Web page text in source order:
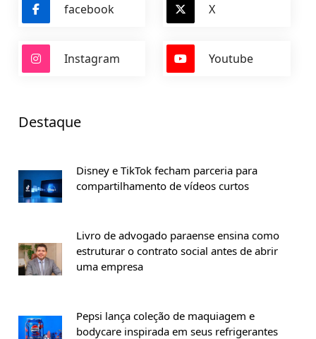
facebook X
Instagram Youtube
Destaque
Disney e TikTok fecham parceria para
compartilhamento de vídeos curtos
Livro de advogado paraense ensina como
estruturar o contrato social antes de abrir
uma empresa
Pepsi lança coleção de maquiagem e
bodycare inspirada em seus refrigerantes